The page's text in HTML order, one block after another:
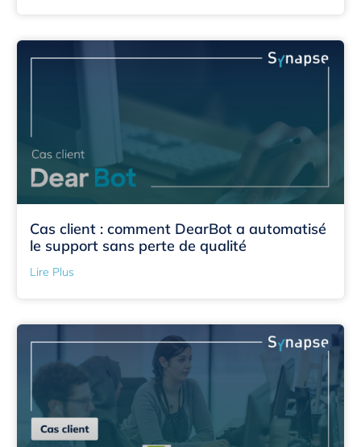
Cas client : comment DearBot a automatisé
le support sans perte de qualité
Lire Plus